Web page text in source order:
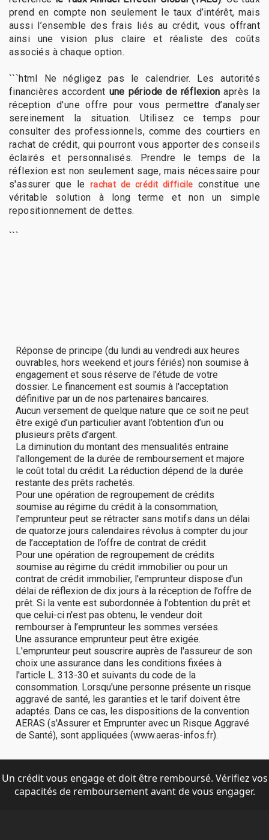
prend en compte non seulement le taux d’intérêt, mais
aussi l’ensemble des frais liés au crédit, vous offrant
ainsi une vision plus claire et réaliste des coûts
associés à chaque option.
```html Ne négligez pas le calendrier. Les autorités
financières accordent une période de réflexion après la
réception d'une offre pour vous permettre d’analyser
sereinement la situation. Utilisez ce temps pour
consulter des professionnels, comme des courtiers en
rachat de crédit, qui pourront vous apporter des conseils
éclairés et personnalisés. Prendre le temps de la
réflexion est non seulement sage, mais nécessaire pour
s'assurer que le rachat de crédit difficile constitue une
véritable solution à long terme et non un simple
repositionnement de dettes.
```
Un crédit vous engage et doit être remboursé. Vérifiez vos
capacités de remboursement avant de vous engager.